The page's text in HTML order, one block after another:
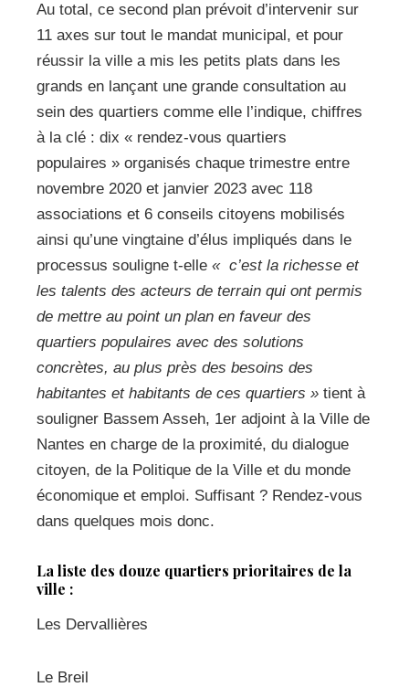
Au total, ce second plan prévoit d’intervenir sur
11 axes sur tout le mandat municipal, et pour
réussir la ville a mis les petits plats dans les
grands en lançant une grande consultation au
sein des quartiers comme elle l’indique, chiffres
à la clé : dix « rendez-vous quartiers
populaires » organisés chaque trimestre entre
novembre 2020 et janvier 2023 avec 118
associations et 6 conseils citoyens mobilisés
ainsi qu’une vingtaine d’élus impliqués dans le
processus souligne t-elle « c’est la richesse et
les talents des acteurs de terrain qui ont permis
de mettre au point un plan en faveur des
quartiers populaires avec des solutions
concrètes, au plus près des besoins des
habitantes et habitants de ces quartiers » tient à
souligner Bassem Asseh, 1er adjoint à la Ville de
Nantes en charge de la proximité, du dialogue
citoyen, de la Politique de la Ville et du monde
économique et emploi. Suffisant ? Rendez-vous
dans quelques mois donc.
La liste des douze quartiers prioritaires de la
ville :
Les Dervallières
Le Breil